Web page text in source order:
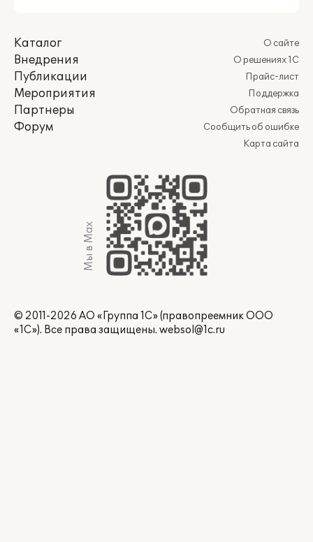
Каталог
Внедрения
Публикации
Мероприятия
Партнеры
Форум
О сайте
О решениях 1С
Прайс-лист
Поддержка
Обратная связь
Сообщить об ошибке
Карта сайта
Мы в Max
© 2011-2026 АО «Группа 1С» (правопреемник ООО
«1С»). Все права защищены. websol@1c.ru